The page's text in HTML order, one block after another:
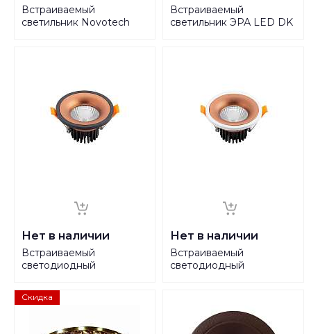
Встраиваемый
светильник Novotech
Встраиваемый
светильник ЭРА LED DK
Нет в наличии
Встраиваемый
светодиодный
DK4002-CF
Нет в наличии
Встраиваемый
светодиодный
Скидка